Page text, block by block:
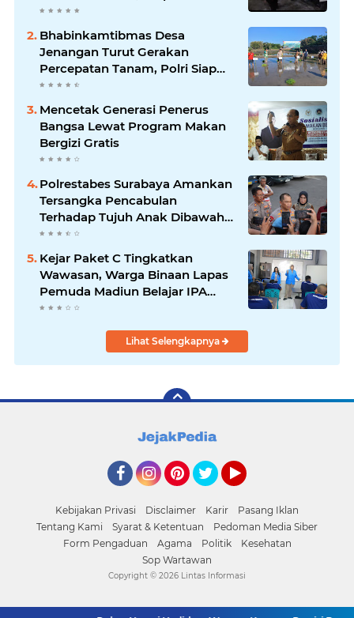
Tersangka Diamankan
Bhabinkamtibmas Desa
Jenangan Turut Gerakan
Percepatan Tanam, Polri Siap
Kawal Swasembada Pangan
Mencetak Generasi Penerus
Bangsa Lewat Program Makan
Bergizi Gratis
Polrestabes Surabaya Amankan
Tersangka Pencabulan
Terhadap Tujuh Anak Dibawah
Umur
Kejar Paket C Tingkatkan
Wawasan, Warga Binaan Lapas
Pemuda Madiun Belajar IPA
Bersama Mahasiswa UNIPMA
Lihat Selengkapnya
Kebijakan Privasi Disclaimer Karir
Pasang Iklan
Tentang Kami
Syarat & Ketentuan
Pedoman Media Siber
Form Pengaduan
Agama Politik
Kesehatan
Sop Wartawan
Copyright © 2026 Lintas Informasi